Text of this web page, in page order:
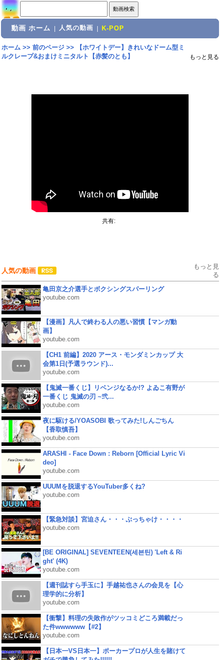
動画 ホーム 人気の動画 K-POP
ホーム>> 前のページ>>
【ホワイトデー】きれいなドーム型ミ
ルクレープ&おまけミニタルト【赤髪のとも】
もっと見る
共有:
人気の動画
もっと見
る
亀田京之介選手とボクシングスパーリング
youtube.com
【漫画】凡人で終わる人の悪い習慣【マンガ動
画】
youtube.com
【CH1 前編】2020 アース・モンダミンカップ 大
会第1日(予選ラウンド)...
youtube.com
【鬼滅一番くじ】リベンジなるか!? よゐこ有野が
一番くじ 鬼滅の刃 ~弐...
youtube.com
夜に駆ける/YOASOBI 歌ってみた!しんごちん
【香取慎吾】
youtube.com
ARASHI - Face Down : Reborn [Official Lyric Vi
deo]
youtube.com
UUUMを脱退するYouTuber多くね?
youtube.com
【緊急対談】宮迫さん・・・ぶっちゃけ・・・・
youtube.com
[BE ORIGINAL] SEVENTEEN(세븐틴) 'Left & Ri
ght' (4K)
youtube.com
【週刊誌すら手玉に】手越祐也さんの会見を【心
理学的に分析】
youtube.com
【衝撃】料理の失敗作がツッコミどころ満載だっ
た件wwwwww【#2】
youtube.com
【日本一VS日本一】ポーカープロが人生を賭けて